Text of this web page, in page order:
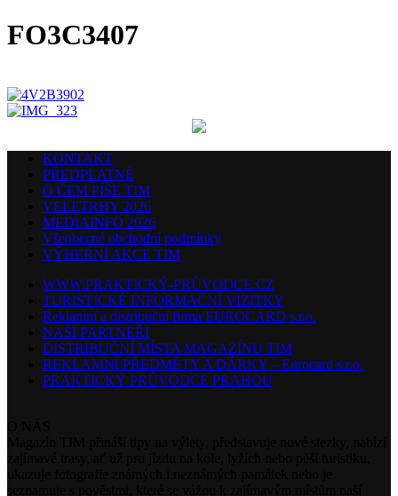
FO3C3407
KONTAKT
PŘEDPLATNÉ
O ČEM PÍŠE TIM
VELETRHY 2026
MEDIAINFO 2026
Všeobecné obchodní podmínky
VÝHERNÍ AKCE TIM
WWW.PRAKTICKÝ-PRŮVODCE.CZ
TURISTICKÉ INFORMAČNÍ VIZITKY
Reklamní a distribuční firma EUROCARD s.r.o.
NAŠI PARTNEŘI
DISTRIBUČNÍ MÍSTA MAGAZÍNU TIM
REKLAMNÍ PŘEDMĚTY A DÁRKY – Eurocard s.r.o.
PRAKTICKÝ PRŮVODCE PRAHOU